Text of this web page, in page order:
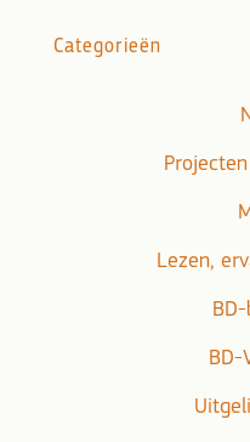
Categorieën
Lezen,
BD-